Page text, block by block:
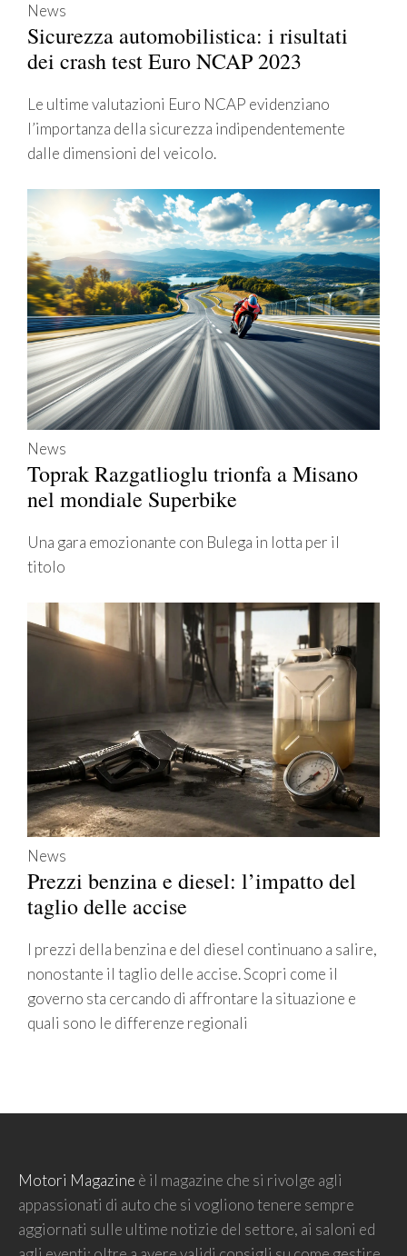
News
Sicurezza automobilistica: i risultati
dei crash test Euro NCAP 2023
Le ultime valutazioni Euro NCAP evidenziano
l’importanza della sicurezza indipendentemente
dalle dimensioni del veicolo.
News
Toprak Razgatlioglu trionfa a Misano
nel mondiale Superbike
Una gara emozionante con Bulega in lotta per il
titolo
News
Prezzi benzina e diesel: l’impatto del
taglio delle accise
I prezzi della benzina e del diesel continuano a salire,
nonostante il taglio delle accise. Scopri come il
governo sta cercando di affrontare la situazione e
quali sono le differenze regionali
Motori Magazine è il magazine che si rivolge agli
appassionati di auto che si vogliono tenere sempre
aggiornati sulle ultime notizie del settore, ai saloni ed